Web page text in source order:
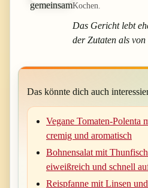
Kochen.
Das Gericht lebt
der Zutaten als von
Das könnte dich auch
Vegane Tomaten-Polenta
cremig und aromatisch
Bohnensalat mit
eiweißreich und schnell
Reispfanne mit Linsen